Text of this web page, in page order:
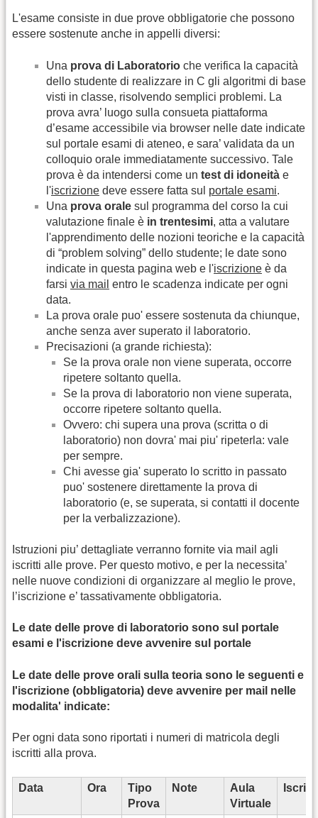
L'esame consiste in due prove obbligatorie che possono
essere sostenute anche in appelli diversi:
Una prova di Laboratorio che verifica la capacità
dello studente di realizzare in C gli algoritmi di base
visti in classe, risolvendo semplici problemi. La
prova avra’ luogo sulla consueta piattaforma
d’esame accessibile via browser nelle date indicate
sul portale esami di ateneo, e sara’ validata da un
colloquio orale immediatamente successivo. Tale
prova è da intendersi come un test di idoneità e
l'iscrizione deve essere fatta sul portale esami.
Una prova orale sul programma del corso la cui
valutazione finale è in trentesimi, atta a valutare
l'apprendimento delle nozioni teoriche e la capacità
di “problem solving” dello studente; le date sono
indicate in questa pagina web e l'iscrizione è da
farsi via mail entro le scadenza indicate per ogni
data.
La prova orale puo' essere sostenuta da chiunque,
anche senza aver superato il laboratorio.
Precisazioni (a grande richiesta):
Se la prova orale non viene superata, occorre
ripetere soltanto quella.
Se la prova di laboratorio non viene superata,
occorre ripetere soltanto quella.
Ovvero: chi supera una prova (scritta o di
laboratorio) non dovra' mai piu' ripeterla: vale
per sempre.
Chi avesse gia' superato lo scritto in passato
puo' sostenere direttamente la prova di
laboratorio (e, se superata, si contatti il docente
per la verbalizzazione).
Istruzioni piu’ dettagliate verranno fornite via mail agli
iscritti alle prove. Per questo motivo, e per la necessita’
nelle nuove condizioni di organizzare al meglio le prove,
l’iscrizione e’ tassativamente obbligatoria.
Le date delle prove di laboratorio sono sul portale
esami e l'iscrizione deve avvenire sul portale
Le date delle prove orali sulla teoria sono le seguenti e
l'iscrizione (obbligatoria) deve avvenire per mail nelle
modalita' indicate:
Per ogni data sono riportati i numeri di matricola degli
iscritti alla prova.
Data Ora
Tipo
Prova
Note
Aula
Virtuale